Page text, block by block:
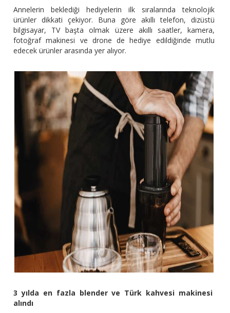
Annelerin beklediği hediyelerin ilk sıralarında teknolojik
ürünler dikkati çekiyor. Buna göre akıllı telefon, dizüstü
bilgisayar, TV başta olmak üzere akıllı saatler, kamera,
fotoğraf makinesi ve drone de hediye edildiğinde mutlu
edecek ürünler arasında yer alıyor.
3 yılda en fazla blender ve Türk kahvesi makinesi
alındı